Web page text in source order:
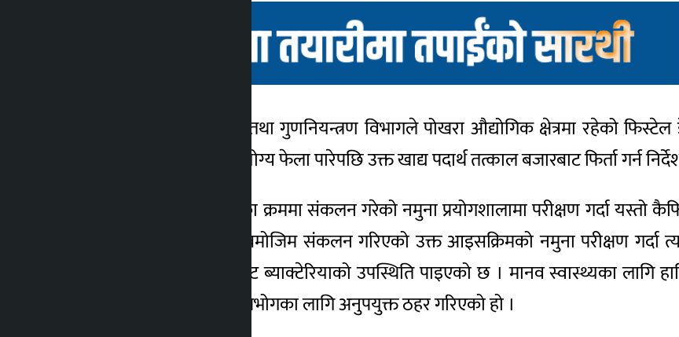
काठमाडौं । खाद्य प्रबिधि तथा गुणनियन्त्रण विभागले पोखरा औद्योगिक क्षेत्रमा रहेको फिस्टेल
मानव उपभोगका लागि अयोग्य फेला पारेपछि उक्त खाद्य पदार्थ तत्काल बजारबाट फिर्ता गर्न
विभागले बजार अनुगमनका क्रममा संकलन गरेको नमुना प्रयोगशालामा परीक्षण गर्दा यस्तो
तथा गुणस्तर ऐन, २०८१ बमोजिम संकलन गरिएको उक्त आइसक्रिमको नमुना परीक्षण गर्दा
एन्टेरोब्याक्टेरियासी काउन्ट ब्याक्टेरियाको उपस्थिति पाइएको छ । मानव स्वास्थ्यका लागि
भेटिएपछि उक्त उत्पादन उपभोगका लागि अनुपयुक्त ठहर गरिएको हो ।